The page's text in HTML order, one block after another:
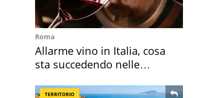
Roma
Allarme vino in Italia, cosa
sta succedendo nelle
TERRITORIO